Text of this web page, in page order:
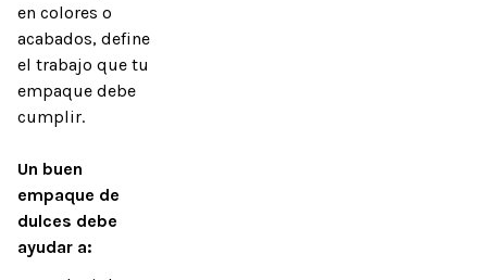
en colores o
acabados, define
el trabajo que tu
empaque debe
cumplir.
Un buen
empaque de
dulces debe
ayudar a: